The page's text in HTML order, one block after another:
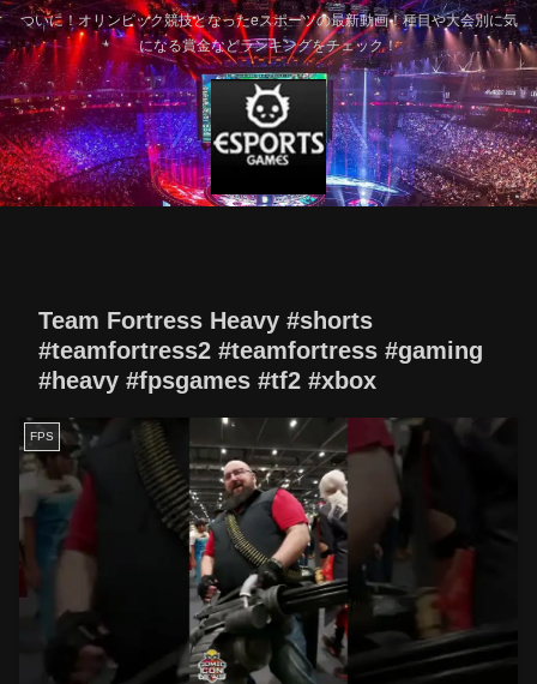
ついに！オリンピック競技となったeスポーツの最新動画！種目や大会別に気
になる賞金などランキングをチェック！
Team Fortress Heavy #shorts
#teamfortress2 #teamfortress #gaming
#heavy #fpsgames #tf2 #xbox
FPS